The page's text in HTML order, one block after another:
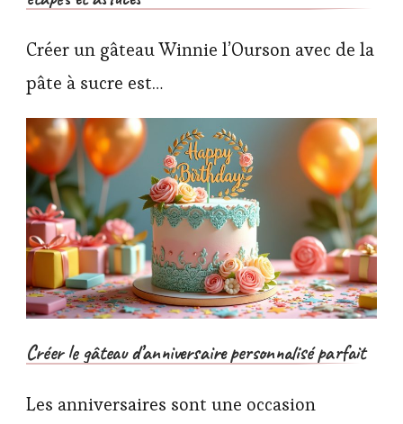
Créer un gâteau Winnie l’Ourson avec de la
pâte à sucre est…
Créer le gâteau d’anniversaire personnalisé parfait
Les anniversaires sont une occasion